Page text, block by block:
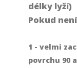
délky lyží)
Pokud
1 - velmi
povrchu 90